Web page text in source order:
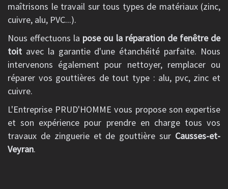
maîtrisons le travail sur tous types de matériaux (zinc,
cuivre, alu, PVC...).
Nous effectuons la pose ou la réparation de fenêtre de
toit avec la garantie d'une étanchéité parfaite. Nous
intervenons également pour nettoyer, remplacer ou
réparer vos gouttières de tout type : alu, pvc, zinc et
cuivre.
L'Entreprise PRUD'HOMME vous propose son expertise
et son expérience pour prendre en charge tous vos
travaux de zinguerie et de gouttière sur Causses-et-
Veyran.